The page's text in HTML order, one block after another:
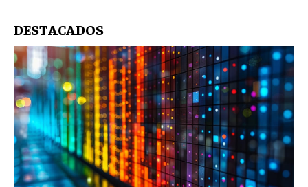
DESTACADOS